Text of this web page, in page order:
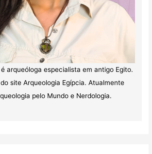
arqueóloga especialista em antigo Egito.
site Arqueologia Egípcia. Atualmente
pelo Mundo e Nerdologia.